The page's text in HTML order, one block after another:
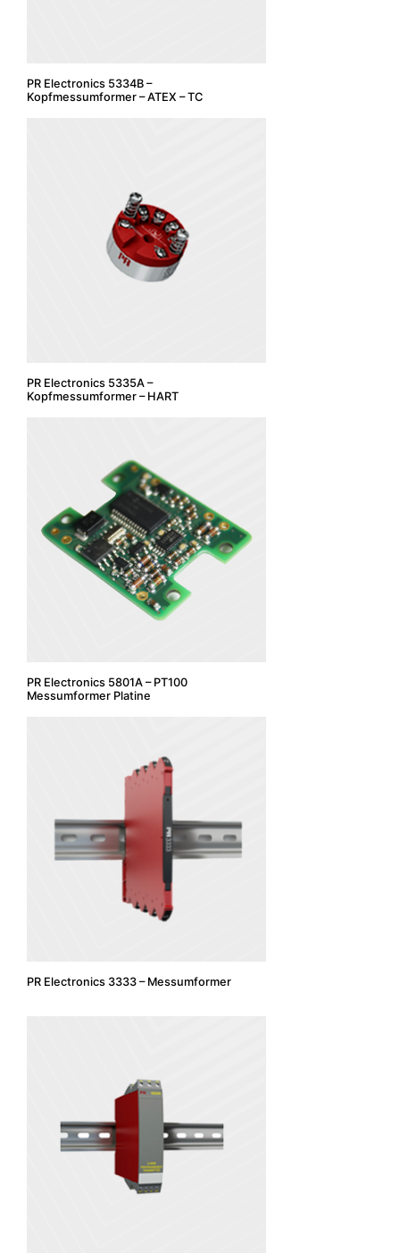
PR Electronics 5334B –
Kopfmessumformer – ATEX – TC
PR Electronics 5335A –
Kopfmessumformer – HART
PR Electronics 5801A – PT100
Messumformer Platine
PR Electronics 3333 – Messumformer